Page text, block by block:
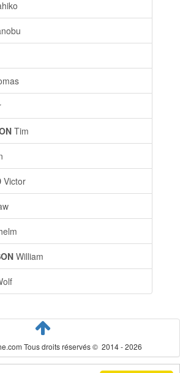
Tim
Victor
William
Tous droits réservés © 2014 - 2026